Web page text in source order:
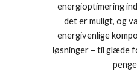
energioptimering
det er muligt, og
energivenlige
løsninger – til glæde